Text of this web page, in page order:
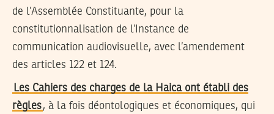
de l’Assemblée Constituante, pour la
constitutionnalisation de l’Instance de
communication audiovisuelle, avec l’amendement
des articles 122 et 124.
Les Cahiers des charges de la Haica ont établi des
règles, à la fois déontologiques et économiques, qui